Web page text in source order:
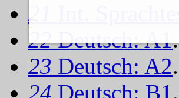
21
22Deutsch: A1.
23 Deutsch: A2.
24 Deutsch: B1.